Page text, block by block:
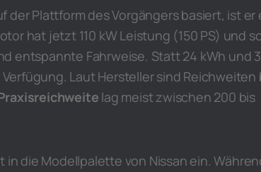
der Plattform des Vorgängers basiert, ist er
hat jetzt 110 kW Leistung (150 PS) und
entspannte Fahrweise. Statt 24 kWh und
Laut Hersteller sind Reichweiten
lag meist zwischen 200 bis
die Modellpalette von Nissan ein.